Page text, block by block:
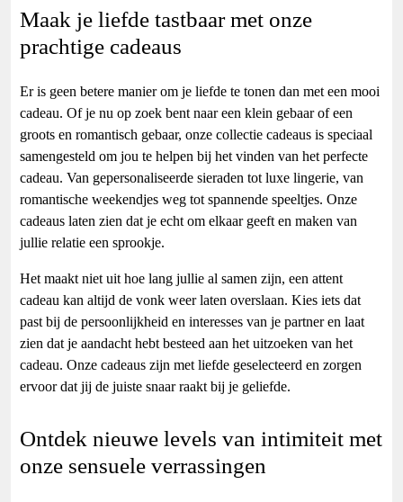
Maak je liefde tastbaar met onze
prachtige cadeaus
Er is geen betere manier om je liefde te tonen dan met een mooi
cadeau. Of je nu op zoek bent naar een klein gebaar of een
groots en romantisch gebaar, onze collectie cadeaus is speciaal
samengesteld om jou te helpen bij het vinden van het perfecte
cadeau. Van gepersonaliseerde sieraden tot luxe lingerie, van
romantische weekendjes weg tot spannende speeltjes. Onze
cadeaus laten zien dat je echt om elkaar geeft en maken van
jullie relatie een sprookje.
Het maakt niet uit hoe lang jullie al samen zijn, een attent
cadeau kan altijd de vonk weer laten overslaan. Kies iets dat
past bij de persoonlijkheid en interesses van je partner en laat
zien dat je aandacht hebt besteed aan het uitzoeken van het
cadeau. Onze cadeaus zijn met liefde geselecteerd en zorgen
ervoor dat jij de juiste snaar raakt bij je geliefde.
Ontdek nieuwe levels van intimiteit met
onze sensuele verrassingen